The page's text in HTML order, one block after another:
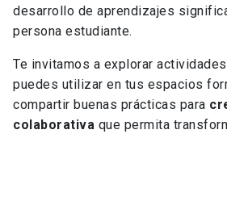
desarrollo de aprendizajes
persona estudiante.
Te invitamos a explorar
puedes utilizar en tus espacios
compartir buenas prácticas para
colaborativa que permita